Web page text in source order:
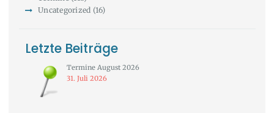
Uncategorized (16)
Letzte Beiträge
Termine August 2026
31. Juli 2026